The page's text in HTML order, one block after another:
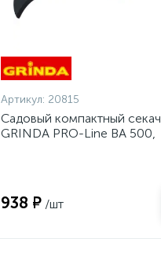
Артикул: 20815
Садовый компактный секач
GRINDA PRO-Line BA 500,
938 ₽ /шт